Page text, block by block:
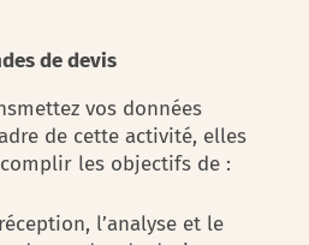
de devis
vos données
de cette activité, elles
les objectifs de :
l’analyse et le